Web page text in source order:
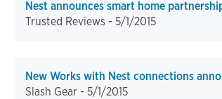
Nest announces smart home
Trusted Reviews - 5/1/2015
New Works with Nest connections
Slash Gear - 5/1/2015